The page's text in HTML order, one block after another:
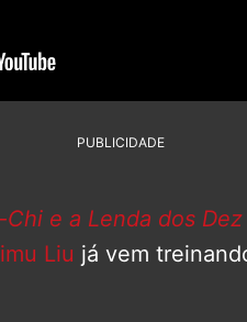
PUBLICIDADE
Chi e a Lenda dos
Liu já vem